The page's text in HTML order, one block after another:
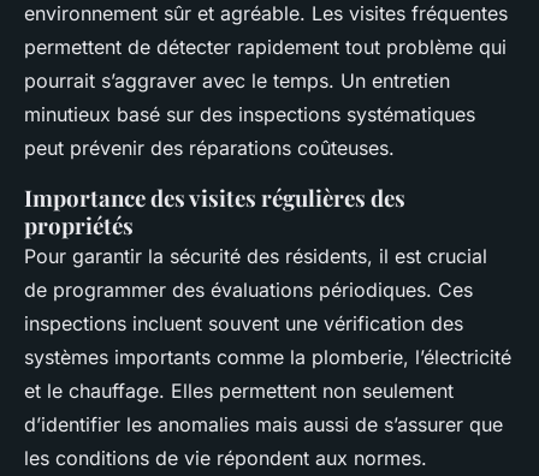
environnement sûr et agréable. Les visites fréquentes
permettent de détecter rapidement tout problème qui
pourrait s’aggraver avec le temps. Un entretien
minutieux basé sur des inspections systématiques
peut prévenir des réparations coûteuses.
Importance des visites régulières des
propriétés
Pour garantir la sécurité des résidents, il est crucial
de programmer des évaluations périodiques. Ces
inspections incluent souvent une vérification des
systèmes importants comme la plomberie, l’électricité
et le chauffage. Elles permettent non seulement
d’identifier les anomalies mais aussi de s’assurer que
les conditions de vie répondent aux normes.